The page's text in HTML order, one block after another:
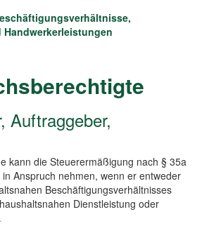
Auftraggeber,
kann die Steuerermäßigung nach § 35a
Anspruch nehmen, wenn er entweder
Beschäftigungsverhältnisses
Dienstleistung oder